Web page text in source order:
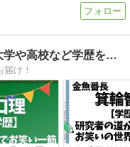
芸人学歴図鑑 | お笑い芸人の大学や高校など学歴をお届け！
け！